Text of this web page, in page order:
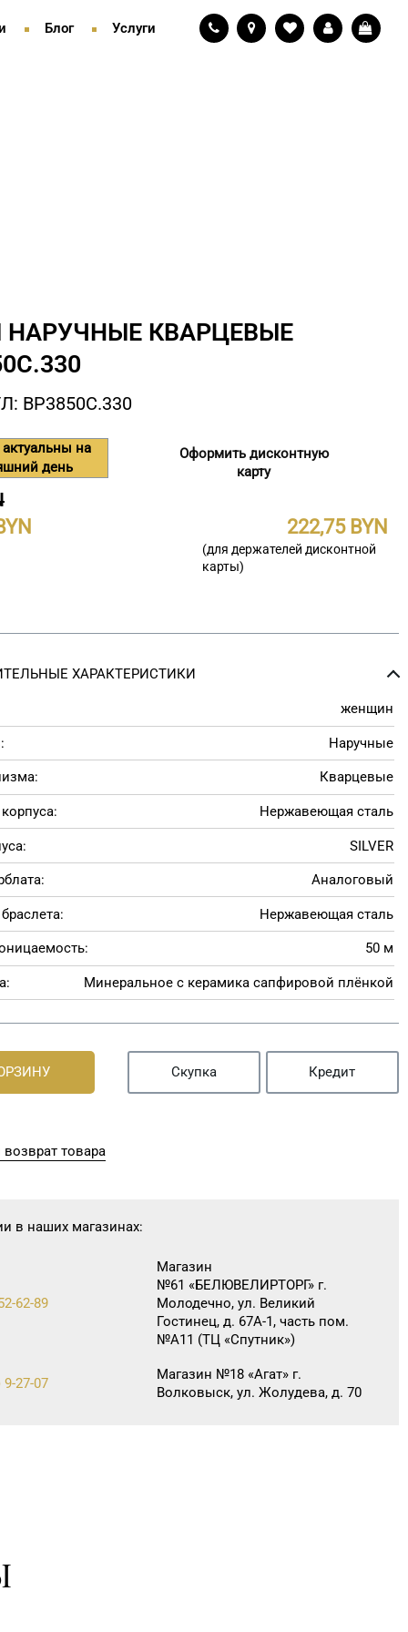
Блог Услуги
КВАРЦЕВЫЕ
BP3850C.330
на
день
Оформить дисконтную
карту
222,75
(для держателей дисконтной
карты)
ХАРАКТЕРИСТИКИ
женщин
Наручные
Кварцевые
Нержавеющая сталь
SILVER
Аналоговый
Нержавеющая сталь
50 м
Минеральное с керамика сапфировой плёнкой
Скупка Кредит
товара
в наших магазинах:
62-89
Магазин
№61 «БЕЛЮВЕЛИРТОРГ» г.
Молодечно, ул. Великий
Гостинец, д. 67А-1, часть пом.
№А11 (ТЦ «Спутник»)
9-27-07
Магазин №18 «Агат» г.
Волковыск, ул. Жолудева, д. 70